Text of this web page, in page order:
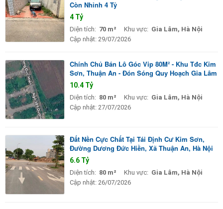
Còn Nhỉnh 4 Tỷ
4 Tỷ
Diện tích: 70 m² Khu vực: Gia Lâm, Hà Nội
Cập nhật: 29/07/2026
Chính Chủ Bán Lô Góc Vip 80M² - Khu Tđc Kim
Sơn, Thuận An - Đón Sóng Quy Hoạch Gia Lâm
10.4 Tỷ
Diện tích: 80 m² Khu vực: Gia Lâm, Hà Nội
Cập nhật: 27/07/2026
Đất Nền Cực Chất Tại Tái Định Cư Kim Sơn,
Đường Dương Đức Hiền, Xã Thuận An, Hà Nội
6.6 Tỷ
Diện tích: 80 m² Khu vực: Gia Lâm, Hà Nội
Cập nhật: 26/07/2026